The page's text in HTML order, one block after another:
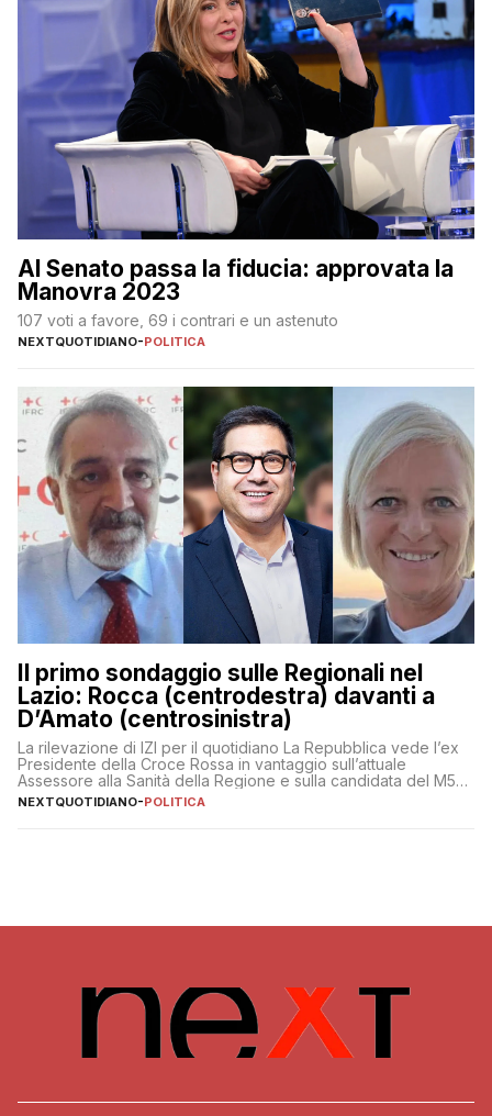
Al Senato passa la fiducia: approvata la
Manovra 2023
107 voti a favore, 69 i contrari e un astenuto
NEXTQUOTIDIANO-POLITICA
Il primo sondaggio sulle Regionali nel
Lazio: Rocca (centrodestra) davanti a
D’Amato (centrosinistra)
La rilevazione di IZI per il quotidiano La Repubblica vede l’ex
Presidente della Croce Rossa in vantaggio sull’attuale
Assessore alla Sanità della Regione e sulla candidata del M5S
Donatella Bianchi
NEXTQUOTIDIANO-POLITICA